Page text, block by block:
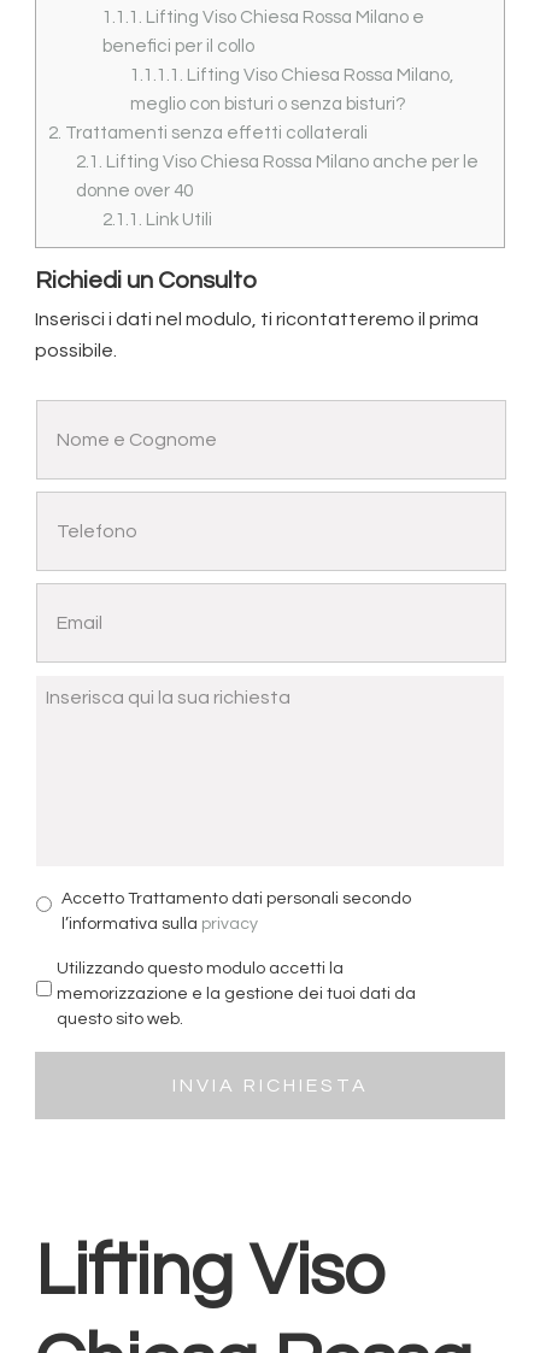
1.1.1.
Lifting Viso Chiesa Rossa Milano e
benefici per il collo
1.1.1.1.
Lifting Viso Chiesa Rossa Milano,
meglio con bisturi o senza bisturi?
2. Trattamenti senza effetti collaterali
2.1.
Lifting Viso Chiesa Rossa Milano anche per le
donne over 40
2.1.1.
Link Utili
Richiedi un Consulto
Inserisci i dati nel modulo, ti ricontatteremo il prima
possibile.
Accetto Trattamento dati personali secondo
l’informativa sulla privacy
Utilizzando questo modulo accetti la
memorizzazione e la gestione dei tuoi dati da
questo sito web.
Lifting Viso